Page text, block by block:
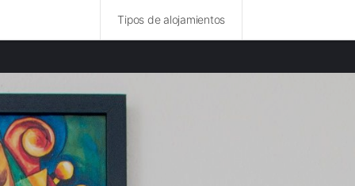
Tipos de alojamientos